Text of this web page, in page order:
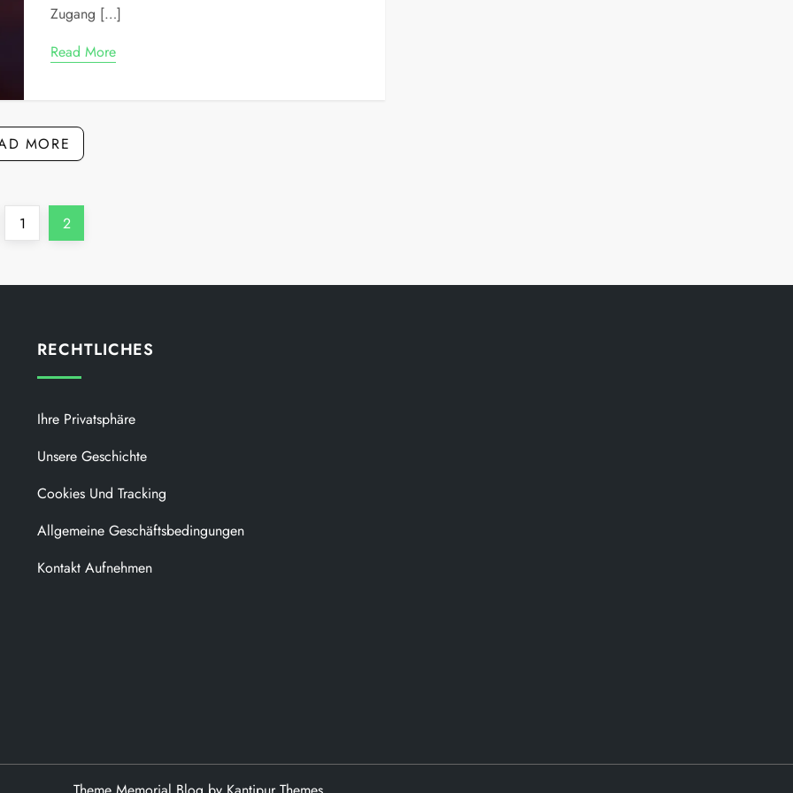
Zugang […]
Read More
MORE
Page
1 Page
2
RECHTLICHES
Ihre Privatsphäre
Unsere Geschichte
Cookies Und Tracking
Allgemeine Geschäftsbedingungen
Kontakt Aufnehmen